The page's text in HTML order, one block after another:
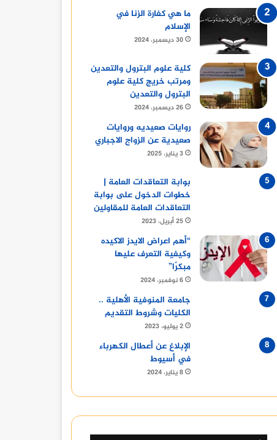
ما هي كفارة الزنا في
الإسلام
30 ديسمبر، 2024
كلية علوم البترول والتعدين
ومرتب خريج كلية علوم
البترول والتعدين
26 ديسمبر، 2024
روايات صعيديه وروايات
صعيدية عن الزواج الاجباري
3 يناير، 2025
بوابة التعاقدات العامة |
خطوات الدخول على بوابة
التعاقدات العامة للمقاولين
25 أبريل، 2023
“أهم اعراض الايدز الاكيده
وكيفية التعرف عليها
مبكرًا”
6 نوفمبر، 2024
جامعة المنوفية الأهلية ..
الكليات وشروط التقديم
2 يوليو، 2023
الإبلاغ عن أعطال الكهرباء
في أسيوط
8 يناير، 2024